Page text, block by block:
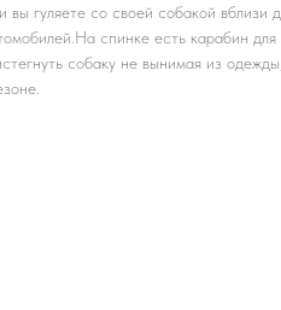
гуляете со своей собакой вблизи
спинке есть карабин для
собаку не вынимая из